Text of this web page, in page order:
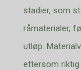
stadier, som
råmaterialer,
utløp.
ettersom riktig